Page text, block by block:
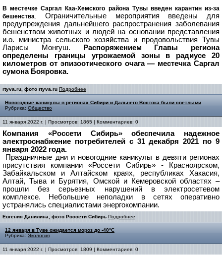
В местечке Саргал Каа-Хемского района Тувы введен карантин из-за
бешенства. Ограничительные мероприятия введены для
предупреждения дальнейшего распространения заболевания
бешенством животных и людей на основании представления
и.о. министра сельского хозяйства и продовольствия Тувы
Ларисы Монгуш.
Распоряжением Главы региона
определены границы угрожаемой зоны в радиусе 20
километров от эпизоотического очага — местечка Саргал
сумона Бояровка.
rtyva.ru, фото rtyva.ru Подробнее
Новогодние каникулы в регионах Сибири и Дальнего Востока были светлыми
Рубрика: Общество
11 января 2022 г. | Просмотров: 1865 | Комментариев: 0
Компания «Россети Сибирь» обеспечила надежное
электроснабжение потребителей с 31 декабря 2021 по 9
января 2022 года.
Праздничные дни и новогодние каникулы в девяти регионах
присутствия компании «Россети Сибирь» - Красноярском,
Забайкальском и Алтайском краях, республиках Хакасия,
Алтай, Тыва и Бурятия, Омской и Кемеровской областях –
прошли без серьезных нарушений в электросетевом
комплексе. Небольшие неполадки в сетях оперативно
устранялись специалистами энергокомпании.
Евгения Данилина, фото Россети Сибирь Подробнее
12 января в Туве ожидается мороз до -40°C
Рубрика: Экология
11 января 2022 г. | Просмотров: 1809 | Комментариев: 0